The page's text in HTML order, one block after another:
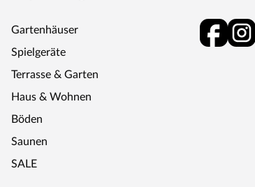
Gartenhäuser
Spielgeräte
Terrasse & Garten
Haus & Wohnen
Böden
Saunen
SALE